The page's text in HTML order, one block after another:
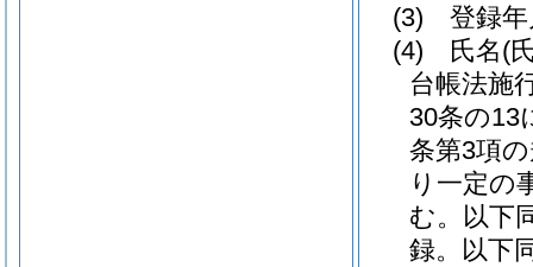
(3)
登録
(4)
氏名(
台帳法施
30条の13
条第3項
り一定の
む。以下
録。以下